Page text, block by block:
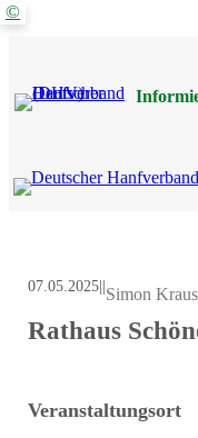
Zum
©
07.05.2025||Simon
Rathaus
Veranstaltungsort